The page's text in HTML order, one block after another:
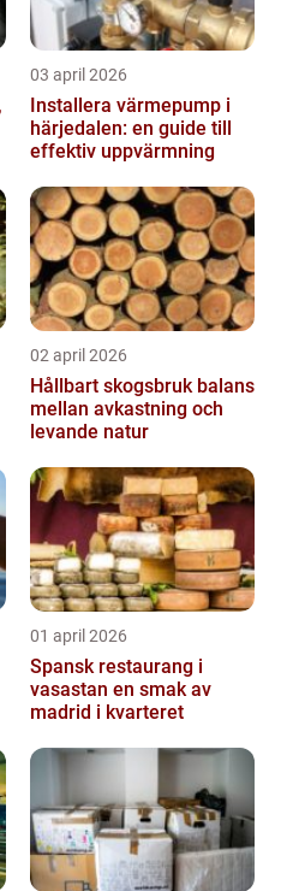
03 april 2026
Installera värmepump i
härjedalen: en guide till
effektiv uppvärmning
02 april 2026
Hållbart skogsbruk balans
mellan avkastning och
levande natur
01 april 2026
Spansk restaurang i
vasastan en smak av
madrid i kvarteret